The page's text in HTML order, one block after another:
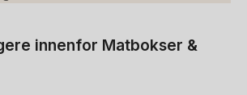
innenfor Matbokser &